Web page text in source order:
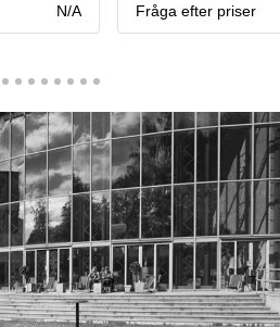
N/A
Fråga efter priser